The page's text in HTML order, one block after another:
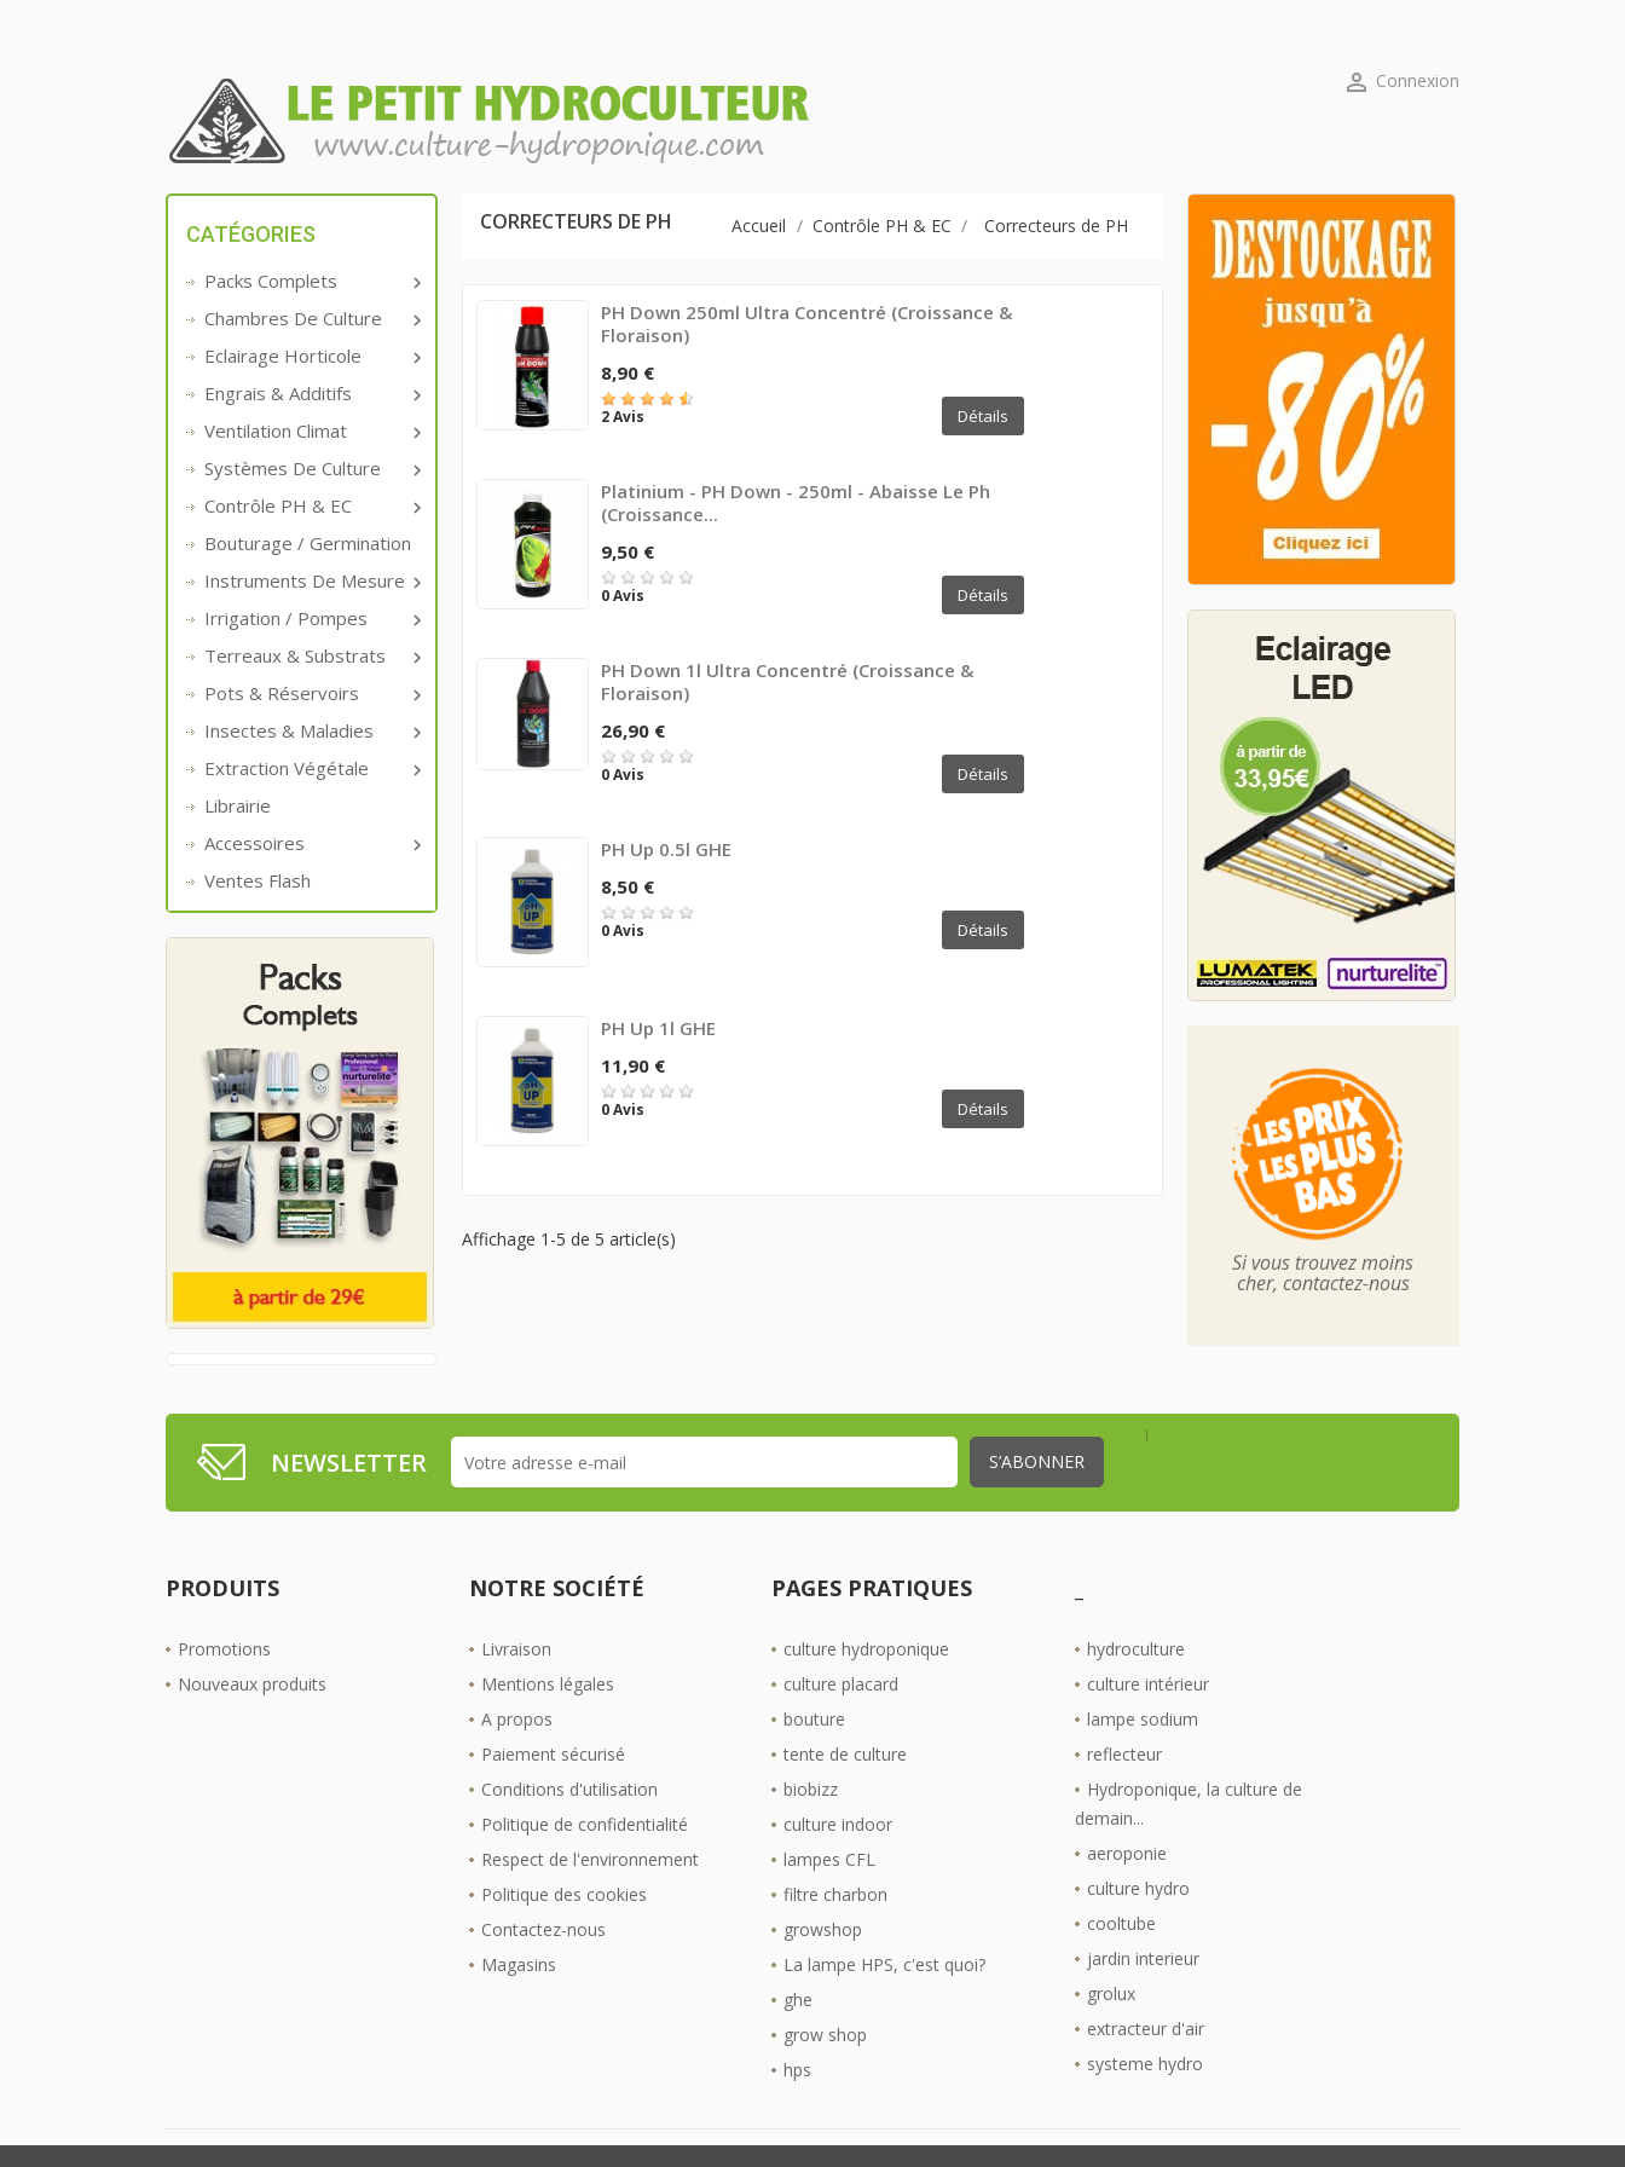
 Connexion
CATÉGORIES

Packs Complets

Chambres De Culture

Eclairage Horticole

Engrais & Additifs

Ventilation Climat

Systèmes De Culture

Contrôle PH & EC
Bouturage / Germination

Instruments De Mesure

Irrigation / Pompes

Terreaux & Substrats

Pots & Réservoirs

Insectes & Maladies

Extraction Végétale
Librairie

Accessoires
Ventes Flash
CORRECTEURS DE PH Accueil Contrôle PH & EC Correcteurs de PH
PH Down 250ml Ultra Concentré (croissance &
Floraison)
8,90 €
2 Avis Détails
Platinium - PH Down - 250ml - Abaisse Le Ph
(croissance...
9,50 €
0 Avis Détails
PH Down 1l Ultra Concentré (croissance &
Floraison)
26,90 €
0 Avis Détails
PH Up 0.5l GHE
8,50 €
0 Avis Détails
PH Up 1l GHE
11,90 €
0 Avis Détails
Affichage 1-5 de 5 article(s)
Si vous trouvez moins
cher, contactez-nous
NEWSLETTER
PRODUITS
Promotions
Nouveaux produits
NOTRE SOCIÉTÉ
Livraison
Mentions légales
A propos
Paiement sécurisé
Conditions d'utilisation
Politique de confidentialité
Respect de l'environnement
Politique des cookies
Contactez-nous
Magasins
PAGES PRATIQUES
culture hydroponique
culture placard
bouture
tente de culture
biobizz
culture indoor
lampes CFL
filtre charbon
growshop
La lampe HPS, c'est quoi?
ghe
grow shop
hps
hydroculture
culture intérieur
lampe sodium
reflecteur
Hydroponique, la culture de
demain...
aeroponie
culture hydro
cooltube
jardin interieur
grolux
extracteur d'air
systeme hydro